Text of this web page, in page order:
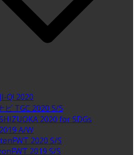
Q! 2020
ビ TGC 2020 S/S
2020 for SDGs
A/W
2020 S/S
2019 S/S